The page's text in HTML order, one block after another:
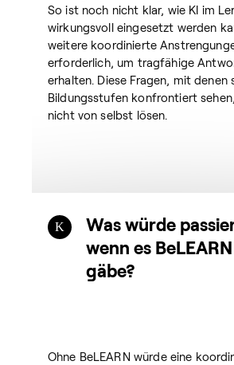
So ist noch nicht klar, wie KI im
wirkungsvoll eingesetzt werden
weitere koordinierte
erforderlich, um tragfähige
erhalten. Diese Fragen, mit denen
Bildungsstufen konfrontiert
nicht von selbst lösen.
Was würde
wenn es
gäbe?
Ohne BeLEARN würde eine